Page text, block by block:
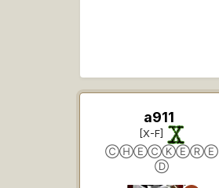
a911
[X-F]
ⒸⒽⒺⒸⓀⒺⓇⒺ
Ⓓ